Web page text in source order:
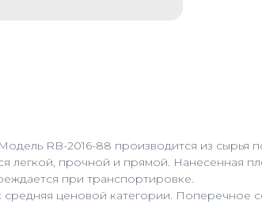
Модель RB-2016-88 производится из
легкой, прочной и прямой. Нанесенная
при транспортировке.
ценовой категории. Поперечное